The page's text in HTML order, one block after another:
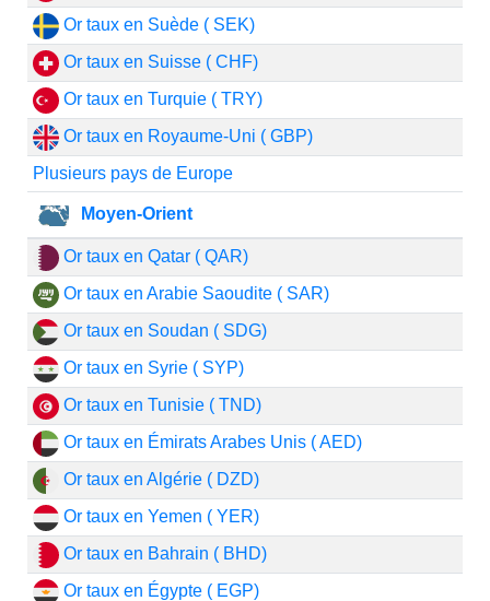
Or taux en Suède ( SEK)
Or taux en Suisse ( CHF)
Or taux en Turquie ( TRY)
Or taux en Royaume-Uni ( GBP)
Plusieurs pays de Europe
Moyen-Orient
Or taux en Qatar ( QAR)
Or taux en Arabie Saoudite ( SAR)
Or taux en Soudan ( SDG)
Or taux en Syrie ( SYP)
Or taux en Tunisie ( TND)
Or taux en Émirats Arabes Unis ( AED)
Or taux en Algérie ( DZD)
Or taux en Yemen ( YER)
Or taux en Bahrain ( BHD)
Or taux en Égypte ( EGP)